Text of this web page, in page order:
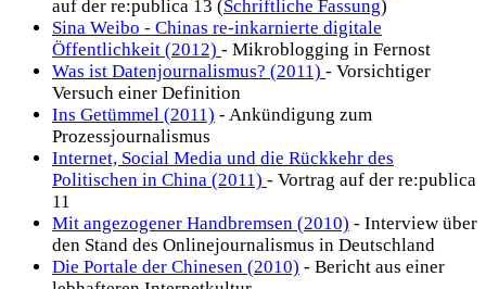
auf der re:publica 13 (Schriftliche Fassung)
Sina Weibo - Chinas re-inkarnierte digitale
Öffentlichkeit (2012) - Mikroblogging in Fernost
Was ist Datenjournalismus? (2011) - Vorsichtiger
Versuch einer Definition
Ins Getümmel (2011) - Ankündigung zum
Prozessjournalismus
Internet, Social Media und die Rückkehr des
Politischen in China (2011) - Vortrag auf der re:publica
11
Mit angezogener Handbremsen (2010) - Interview über
den Stand des Onlinejournalismus in Deutschland
Die Portale der Chinesen (2010) - Bericht aus einer